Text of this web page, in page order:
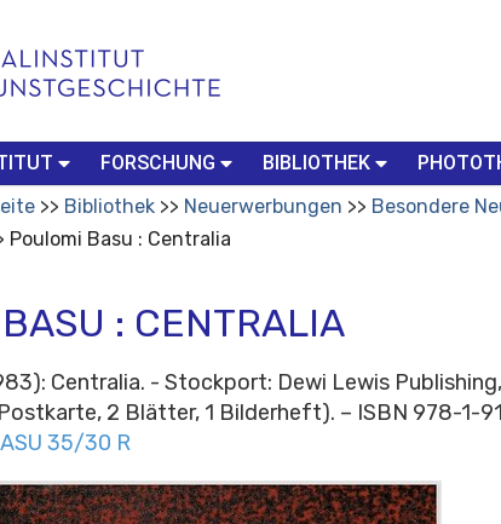
FORSCHUNG BIBLIOTHEK
Bibliothek Neuerwerbungen Besondere
Poulomi Basu : Centralia
: CENTRALIA
Centralia. - Stockport: Dewi Lewis
2 Blätter, 1 Bilderheft). – ISBN 978-1-
35/30 R